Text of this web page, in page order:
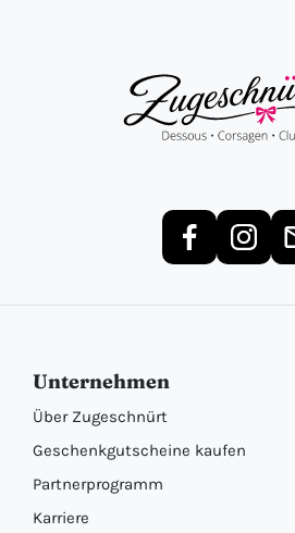
Unternehmen
Über Zugeschnürt
Geschenkgutscheine kaufen
Partnerprogramm
Karriere